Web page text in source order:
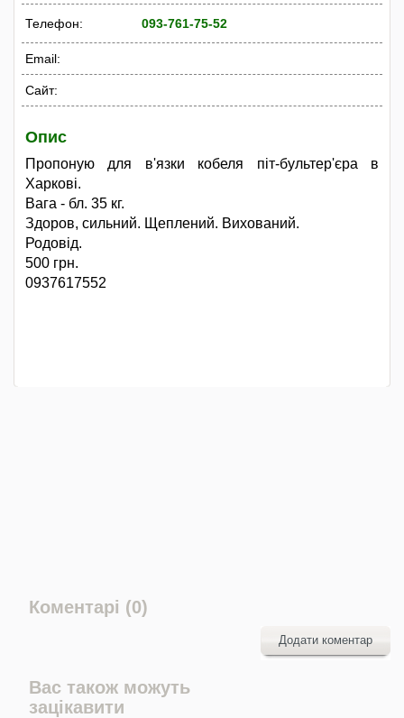
Телефон: 093-761-75-52
Email:
Сайт:
Опис
Пропоную для в'язки кобеля піт-бультер'єра в
Харкові.
Вага - бл. 35 кг.
Здоров, сильний. Щеплений. Вихований.
Родовід.
500 грн.
0937617552
Коментарі (0)
Додати коментар
Вас також можуть
зацікавити